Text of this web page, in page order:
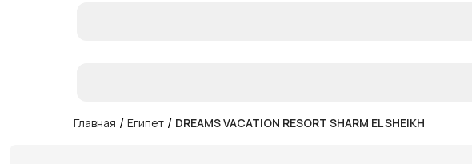
Главная / Египет / DREAMS VACATION RESORT SHARM EL SHEIKH